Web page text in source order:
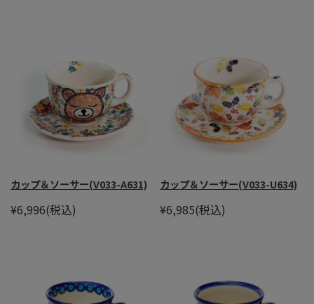
カップ＆ソーサー(V033-A631)
¥6,996(税込)
カップ＆ソーサー(V033-U634)
¥6,985(税込)